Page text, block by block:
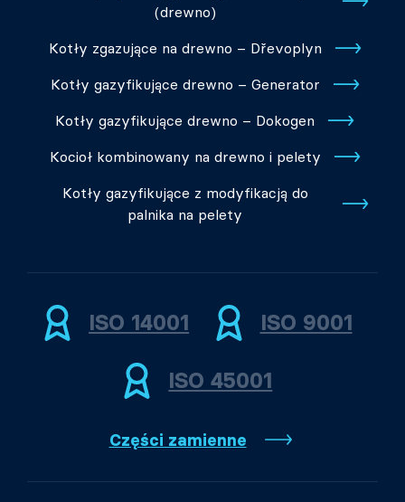
(drewno)
Kotły zgazujące na drewno – Dřevoplyn
Kotły gazyfikujące drewno – Generator
Kotły gazyfikujące drewno – Dokogen
Kocioł kombinowany na drewno i pelety
Kotły gazyfikujące z modyfikacją do
palnika na pelety
ISO 14001 ISO 9001
ISO 45001
Części zamienne